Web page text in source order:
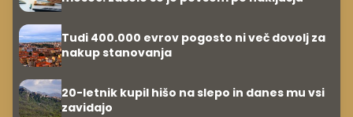
Tudi 400.000 evrov pogosto ni več dovolj za
nakup stanovanja
20-letnik kupil hišo na slepo in danes mu vsi
zavidajo